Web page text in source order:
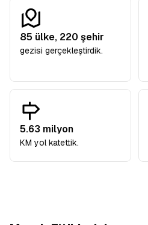
85 ülke, 220 şehir
gezisi gerçekleştirdik.
5.63 milyon
KM yol katettik.